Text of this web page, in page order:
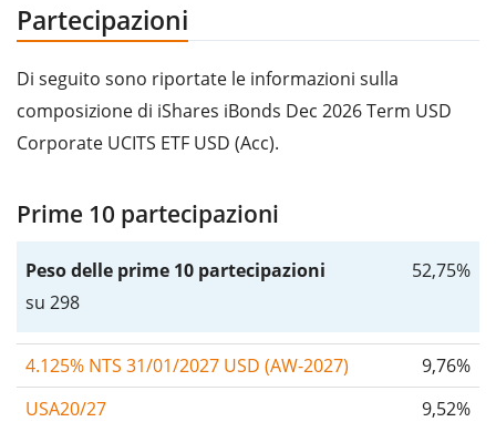
Partecipazioni
Di seguito sono riportate le informazioni sulla
composizione di iShares iBonds Dec 2026 Term USD
Corporate UCITS ETF USD (Acc).
Prime 10 partecipazioni
Peso delle prime 10 partecipazioni
su 298
52,75%
4.125% NTS 31/01/2027 USD (AW-2027)
9,76%
USA20/27
9,52%